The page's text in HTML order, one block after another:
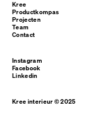
Kree
Productkompas
Projecten
Team
Contact
Instagram
Facebook
Linkedin
Kree interieur © 2025